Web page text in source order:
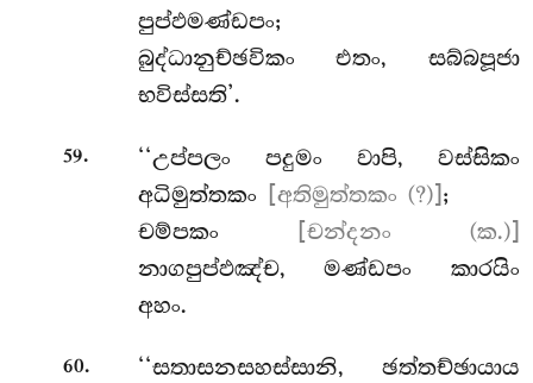
පුප්ඵමණ්ඩපං;
බුද්ධානුච්ඡවිකංඑතං, සබ්බපූජා
භවිස්සති’.
59. ‘‘උප්පලං පදුමං වාපි, වස්සිකං
අධිමුත්තකං [අතිමුත්තකං (?)];
චම්පකං
[චන්දනං (ක.)]
නාගපුප්ඵඤ්ච, මණ්ඩපං කාරයිං
අහං.
60.
‘‘සතාසනසහස්සානි, ඡත්තච්ඡායාය